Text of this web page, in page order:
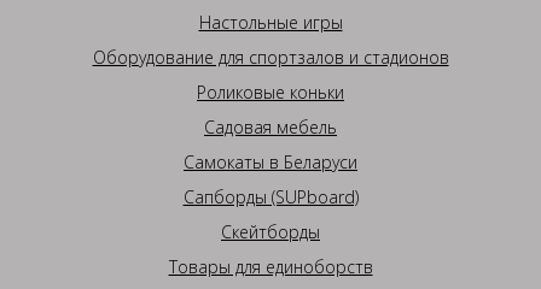
Настольные игры
Оборудование для спортзалов и стадионов
Роликовые коньки
Садовая мебель
Самокаты в Беларуси
Сапборды (SUPboard)
Скейтборды
Товары для единоборств